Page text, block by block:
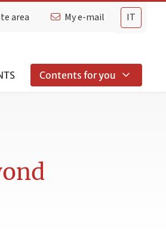
IT
area My e-mail
Contents for you